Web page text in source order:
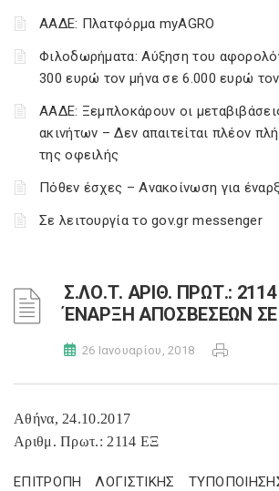
ΑΑΔΕ: Πλατφόρμα myAGRO
Φιλοδωρήματα: Αύξηση του
300 ευρώ τον μήνα σε 6.000 ευρώ
ΑΑΔΕ: Ξεμπλοκάρουν οι
ακινήτων – Δεν απαιτείται πλέον
της οφειλής
Πόθεν έσχες – Ανακοίνωση για
Σε λειτουργία το gov.gr messenger
Σ.ΛΟ.Τ. ΑΡΙΘ. ΠΡΩΤ.: 2114
ΈΝΑΡΞΗ ΑΠΟΣΒΕΣΕΩΝ
26 Ιανουαρίου, 2018
Αθήνα, 24.10.2017
Αριθμ. Πρωτ.: 2114 ΕΞ
ΕΠΙΤΡΟΠΗ ΛΟΓΙΣΤΙΚΗΣ